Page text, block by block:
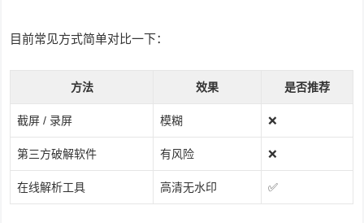
目前常见方式简单对比一下：
方法 效果 是否推荐
截屏 / 录屏 模糊 ❌
第三方破解软件 有风险 ❌
在线解析工具 高清无水印 ✅